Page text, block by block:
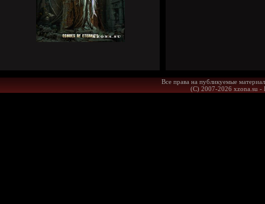
Все права на публикуемые
(С) 2007-2026 xzona.su -